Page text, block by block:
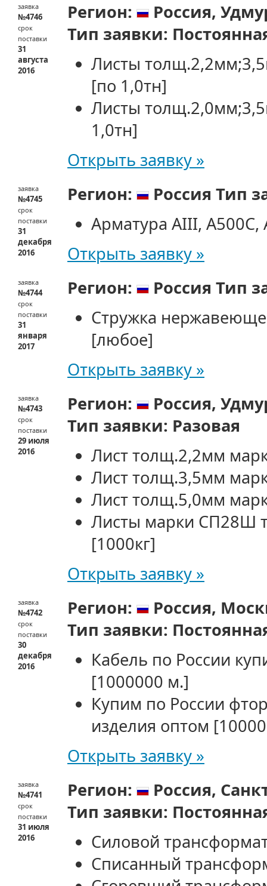
заявка
№4746
срок
поставки
31
августа
2016
Регион: Россия,
Тип заявки:
Листы
[по 1,0тн]
Листы
1,0тн]
Открыть заявку »
заявка
№4745
срок
поставки
31
декабря
2016
Регион: Россия Тип
Арматура АIII, А500С,
Открыть заявку »
заявка
№4744
срок
поставки
31
января
2017
Регион: Россия Тип
Стружка
[любое]
Открыть заявку »
заявка
№4743
срок
поставки
29 июля
2016
Регион: Россия,
Тип заявки: Разовая
Лист толщ.2,2мм
Лист толщ.3,5мм
Лист толщ.5,0мм
Листы марки
[1000кг]
Открыть заявку »
заявка
№4742
срок
поставки
30
декабря
2016
Регион: Россия,
Тип заявки:
Кабель по России
[1000000 м.]
Купим по России
изделия оптом
Открыть заявку »
заявка
№4741
срок
поставки
31 июля
2016
Регион: Россия,
Тип заявки:
Силовой
Списанный